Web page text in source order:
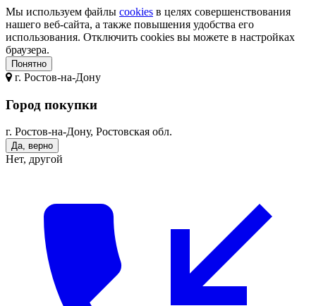
Мы используем файлы cookies в целях совершенствования
нашего веб-сайта, а также повышения удобства его
использования. Отключить cookies вы можете в настройках
браузера.
Понятно
г. Ростов-на-Дону
Город покупки
г. Ростов-на-Дону, Ростовская обл.
Да, верно
Нет, другой